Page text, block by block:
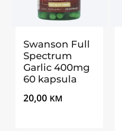
Swanson Full
Spectrum
Garlic 400mg
60 kapsula
20,00 KM